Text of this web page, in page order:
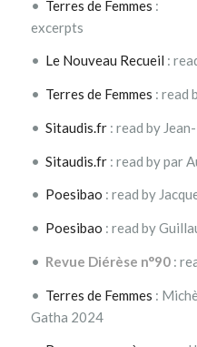
• Terres de Femmes :
excerpts
• Le Nouveau Recueil :
• Terres de Femmes : read
• Sitaudis.fr: read by
• Sitaudis.fr: read by par
• Poesibao : read by
• Poesibao : read by
• Revue Diérèse n°90 :
• Terres de Femmes :
Gatha 2024